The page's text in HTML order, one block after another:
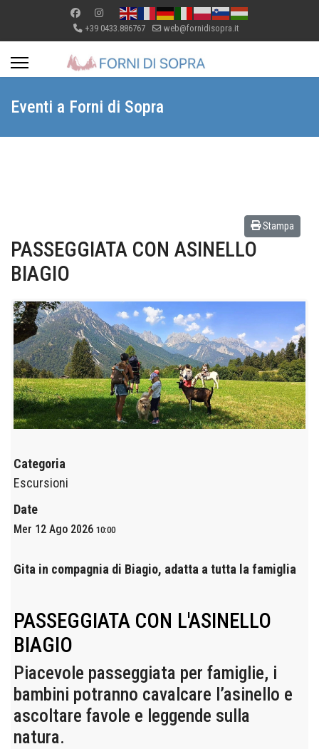
+39 0433.886767 web@fornidisopra.it
Eventi a Forni di Sopra
Stampa
PASSEGGIATA CON ASINELLO
BIAGIO
Categoria
Escursioni
Date
Mer 12 Ago 2026 10:00
Gita in compagnia di Biagio, adatta a tutta la famiglia
PASSEGGIATA CON L'ASINELLO
BIAGIO
Piacevole passeggiata per famiglie, i
bambini potranno cavalcare l’asinello e
ascoltare favole e leggende sulla
natura.